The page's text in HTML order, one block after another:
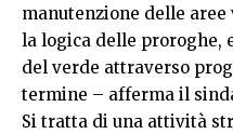
manutenzione delle
la logica delle proroghe,
del verde attraverso
termine – afferma il
Si tratta di una attività